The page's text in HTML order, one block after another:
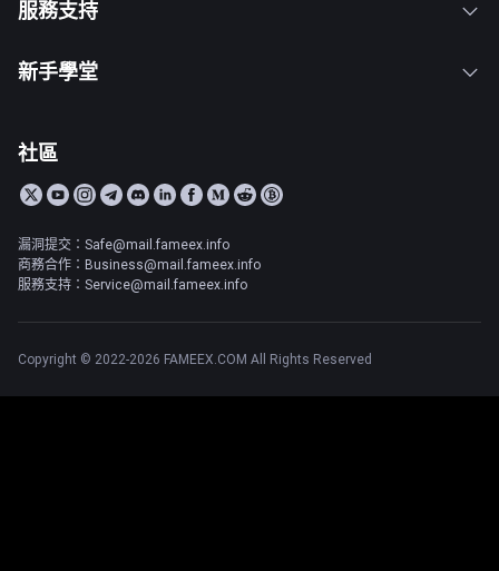
服務支持
新手學堂
社區
漏洞提交：Safe@mail.fameex.info
商務合作：Business@mail.fameex.info
服務支持：Service@mail.fameex.info
Copyright © 2022-2026 FAMEEX.COM All Rights Reserved